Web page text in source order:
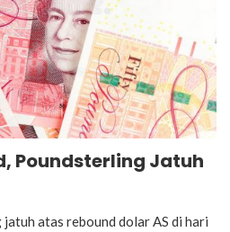
Poundsterling Jatuh
atas rebound dolar AS di hari